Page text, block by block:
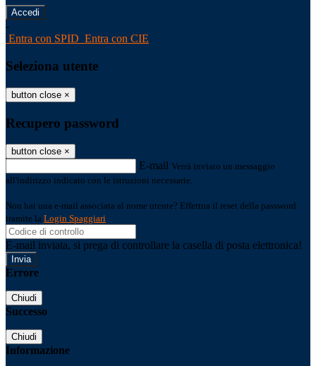
-
Entra con SPID Entra con CIE
Seleziona utente
button close ×
Recupero password
button close ×
E-mail Verrà inviato un messaggio
all'indirizzo indicato con le istruzioni necessarie.
Non hai una e-mail associata al nome utente? Effettua il reset della password
tramite la Login Spaggiari
E-mail inviata, si prega di controllare la casella di posta elettronica!
Errore
Chiudi
Successo
Chiudi
Informazione